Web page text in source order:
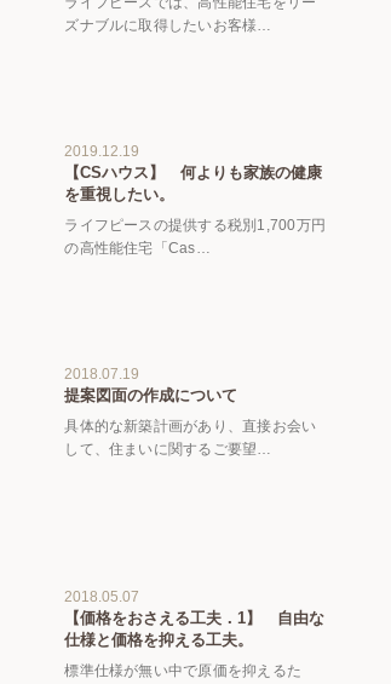
ズナブルに取得したいお客様…
2019.12.19
【CSハウス】 何よりも家族の健康
を重視したい。
ライフピースの提供する税別1,700万円
の高性能住宅「Cas…
2018.07.19
提案図面の作成について
具体的な新築計画があり、直接お会い
して、住まいに関するご要望…
2018.05.07
【価格をおさえる工夫．1】 自由な
仕様と価格を抑える工夫。
標準仕様が無い中で原価を抑えるた